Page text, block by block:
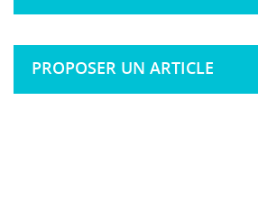
PROPOSER UN ARTICLE